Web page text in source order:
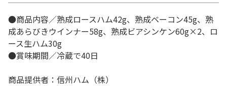
●商品内容／熟成ロースハム42g、熟成ベーコン45g、熟
成あらびきウインナー58g、熟成ビアシンケン60g×2、ロ
ース生ハム30g
●賞味期間／冷蔵で40日
商品提供者：信州ハム（株）